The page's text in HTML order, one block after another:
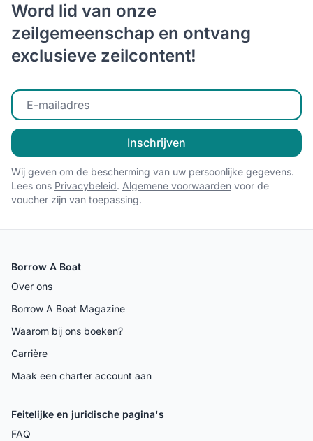
Word lid van onze
zeilgemeenschap en ontvang
exclusieve zeilcontent!
Voer uw e-mailadres in
Inschrijven
Wij geven om de bescherming van uw persoonlijke gegevens.
Lees ons Privacybeleid. Algemene voorwaarden voor de
voucher zijn van toepassing.
Borrow A Boat
Over ons
Borrow A Boat Magazine
Waarom bij ons boeken?
Carrière
Maak een charter account aan
Feitelijke en juridische pagina's
FAQ